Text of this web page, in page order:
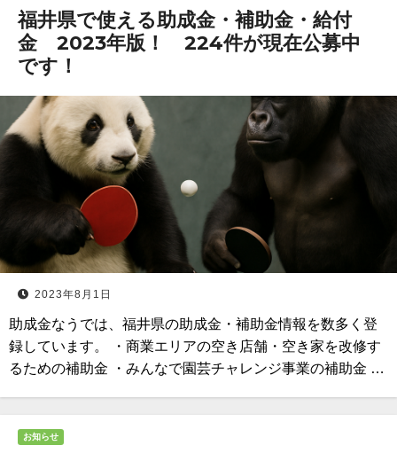
福井県で使える助成金・補助金・給付
金 2023年版！ 224件が現在公募中
です！
2023年8月1日
助成金なうでは、福井県の助成金・補助金情報を数多く登
録しています。 ・商業エリアの空き店舗・空き家を改修す
るための補助金 ・みんなで園芸チャレンジ事業の補助金 …
お知らせ